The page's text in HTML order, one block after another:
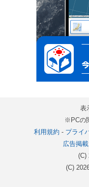
表
※PCの
利用規約 - プライ
広告掲載
(C)
(C)